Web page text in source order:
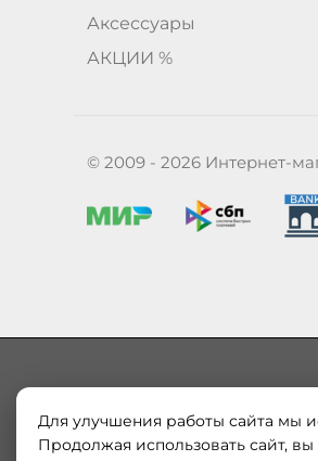
Аксессуары
АКЦИИ %
© 2009 - 2026 Интернет-
Наш магазин «ЕВРОПА СВЕТ»
Европы и России. Только
Для улучшения работы сайта мы
Продолжая использовать сайт, вы